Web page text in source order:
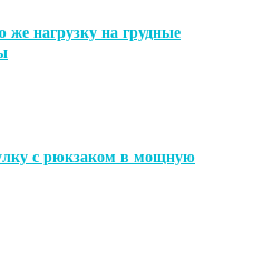
нагрузку на грудные
с рюкзаком в мощную